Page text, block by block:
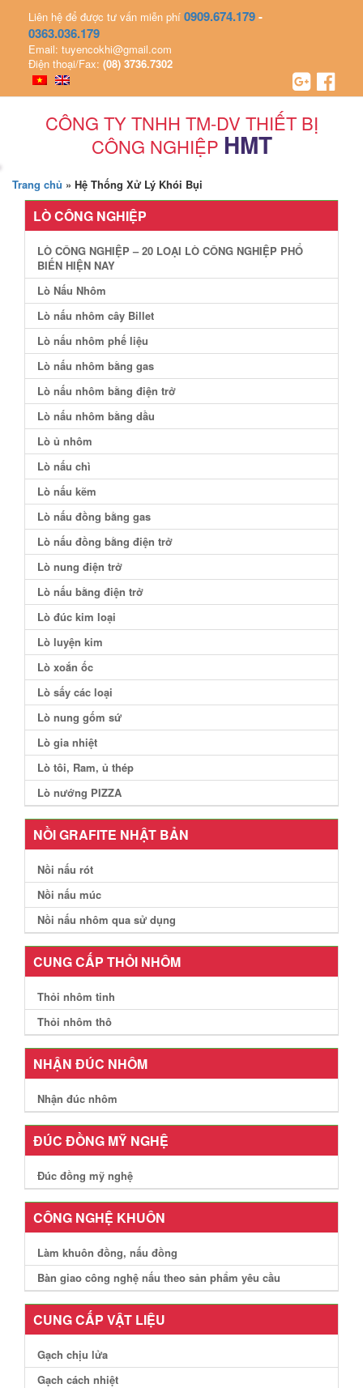
Liên hệ để được tư vấn miễn phí 0909.674.179-
0363.036.179
Email: tuyencokhi@gmail.com
Điện thoại/Fax: (08) 3736.7302
CÔNG TY TNHH TM-DV THIẾT BỊ
CÔNG NGHIỆP HMT
Trang chủ » Hệ Thống Xử Lý Khói Bụi
LÒ CÔNG NGHIỆP
LÒ CÔNG NGHIỆP – 20 LOẠI LÒ CÔNG NGHIỆP PHỔ
BIẾN HIỆN NAY
Lò Nấu Nhôm
Lò nấu nhôm cây Billet
Lò nấu nhôm phế liệu
Lò nấu nhôm bằng gas
Lò nấu nhôm bằng điện trở
Lò nấu nhôm bằng dầu
Lò ủ nhôm
Lò nấu chì
Lò nấu kẽm
Lò nấu đồng bằng gas
Lò nấu đồng bằng điện trở
Lò nung điện trở
Lò nấu bằng điện trở
Lò đúc kim loại
Lò luyện kim
Lò xoắn ốc
Lò sấy các loại
Lò nung gốm sứ
Lò gia nhiệt
Lò tôi, Ram, ủ thép
Lò nướng PIZZA
NỒI GRAFITE NHẬT BẢN
Nồi nấu rót
Nồi nấu múc
Nồi nấu nhôm qua sử dụng
CUNG CẤP THỎI NHÔM
Thỏi nhôm tinh
Thỏi nhôm thô
NHẬN ĐÚC NHÔM
Nhận đúc nhôm
ĐÚC ĐỒNG MỸ NGHỆ
Đúc đồng mỹ nghệ
CÔNG NGHỆ KHUÔN
Làm khuôn đồng, nấu đồng
Bàn giao công nghệ nấu theo sản phẩm yêu cầu
CUNG CẤP VẬT LIỆU
Gạch chịu lửa
Gạch cách nhiệt